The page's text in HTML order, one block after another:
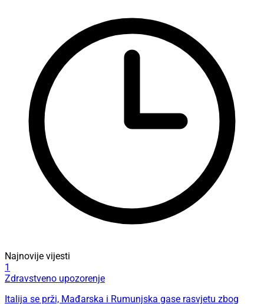
Najnovije vijesti
1
Zdravstveno upozorenje
Italija se prži, Mađarska i Rumunjska gase rasvjetu zbog